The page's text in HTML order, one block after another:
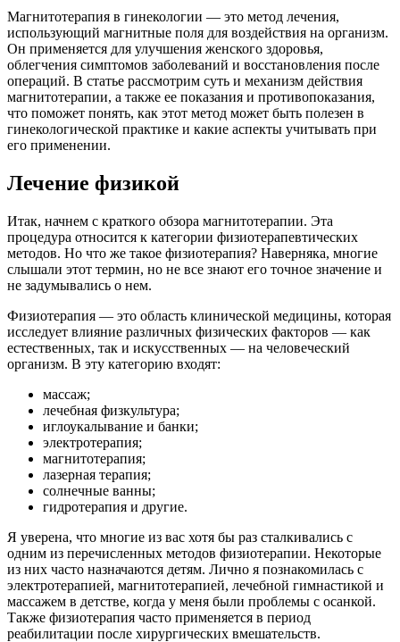
Магнитотерапия в гинекологии — это метод лечения,
использующий магнитные поля для воздействия на организм.
Он применяется для улучшения женского здоровья,
облегчения симптомов заболеваний и восстановления после
операций. В статье рассмотрим суть и механизм действия
магнитотерапии, а также ее показания и противопоказания,
что поможет понять, как этот метод может быть полезен в
гинекологической практике и какие аспекты учитывать при
его применении.
Лечение физикой
Итак, начнем с краткого обзора магнитотерапии. Эта
процедура относится к категории физиотерапевтических
методов. Но что же такое физиотерапия? Наверняка, многие
слышали этот термин, но не все знают его точное значение и
не задумывались о нем.
Физиотерапия — это область клинической медицины, которая
исследует влияние различных физических факторов — как
естественных, так и искусственных — на человеческий
организм. В эту категорию входят:
массаж;
лечебная физкультура;
иглоукалывание и банки;
электротерапия;
магнитотерапия;
лазерная терапия;
солнечные ванны;
гидротерапия и другие.
Я уверена, что многие из вас хотя бы раз сталкивались с
одним из перечисленных методов физиотерапии. Некоторые
из них часто назначаются детям. Лично я познакомилась с
электротерапией, магнитотерапией, лечебной гимнастикой и
массажем в детстве, когда у меня были проблемы с осанкой.
Также физиотерапия часто применяется в период
реабилитации после хирургических вмешательств.